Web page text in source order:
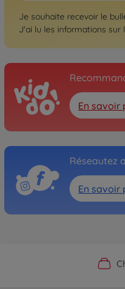
Je souhaite recevoir le
J'ai lu les informations sur
En savoir
Réseautez
En savoir